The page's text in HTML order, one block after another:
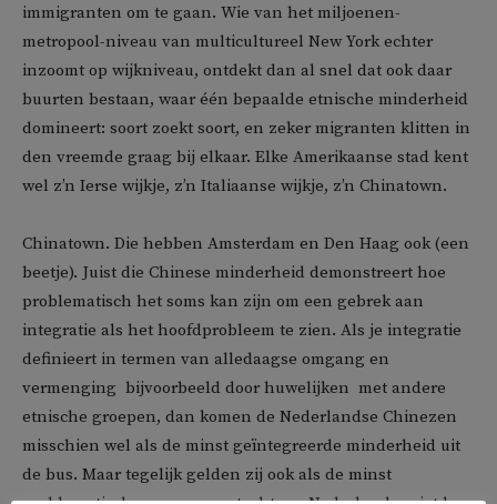
immigranten om te gaan. Wie van het miljoenen-
metropool-niveau van multicultureel New York echter
inzoomt op wijkniveau, ontdekt dan al snel dat ook daar
buurten bestaan, waar één bepaalde etnische minderheid
domineert: soort zoekt soort, en zeker migranten klitten in
den vreemde graag bij elkaar. Elke Amerikaanse stad kent
wel z’n Ierse wijkje, z’n Italiaanse wijkje, z’n Chinatown.
Chinatown. Die hebben Amsterdam en Den Haag ook (een
beetje). Juist die Chinese minderheid demonstreert hoe
problematisch het soms kan zijn om een gebrek aan
integratie als het hoofdprobleem te zien. Als je integratie
definieert in termen van alledaagse omgang en
vermenging  bijvoorbeeld door huwelijken  met andere
etnische groepen, dan komen de Nederlandse Chinezen
misschien wel als de minst geïntegreerde minderheid uit
de bus. Maar tegelijk gelden zij ook als de minst